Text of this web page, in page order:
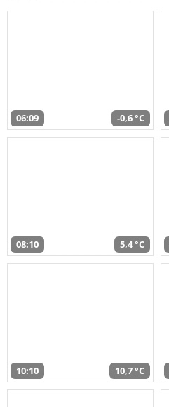
06:09 -0,6 °C
08:10 5,4 °C
10:10 10,7 °C